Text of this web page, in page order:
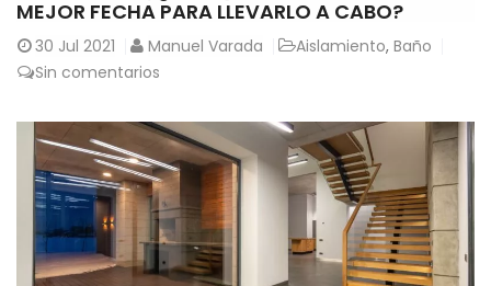
MEJOR FECHA PARA LLEVARLO A CABO?
30 Jul 2021 Manuel Varada Aislamiento, Baño
Sin comentarios